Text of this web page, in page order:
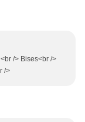
/> Bises<br />
/>